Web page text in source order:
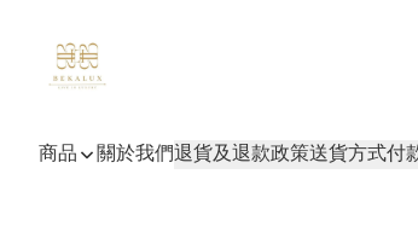
商品 關於我們退貨及退款政策送貨方式付